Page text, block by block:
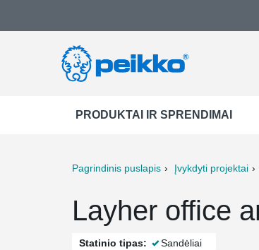
PRODUKTAI IR SPRENDIMAI
Pagrindinis puslapis Įvykdyti projektai
Layher office
Statinio tipas: Sandėliai